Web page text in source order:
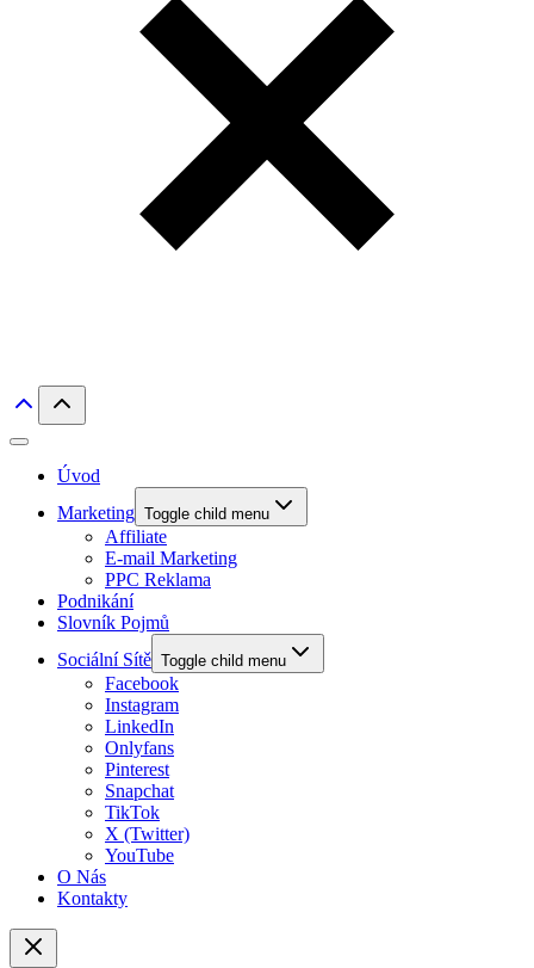
Úvod
Marketing Toggle child menu
Affiliate
E-mail Marketing
PPC Reklama
Podnikání
Slovník Pojmů
Sociální Sítě Toggle child menu
Facebook
Instagram
LinkedIn
Onlyfans
Pinterest
Snapchat
TikTok
X (Twitter)
YouTube
O Nás
Kontakty